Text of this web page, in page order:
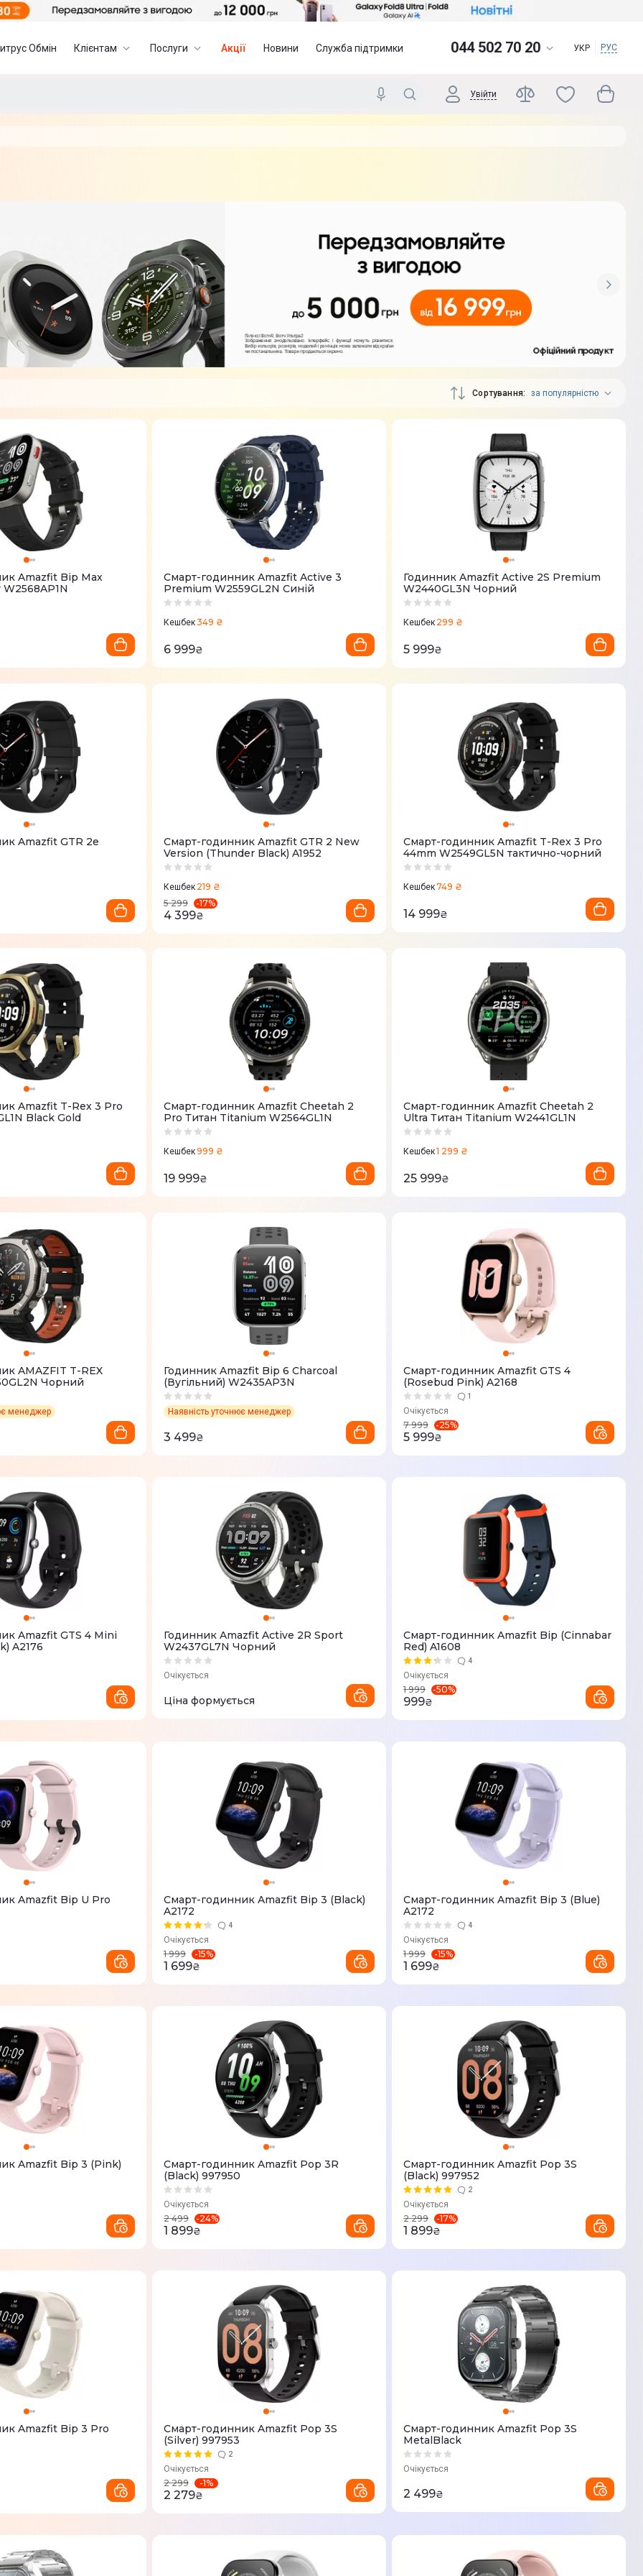
Обмін Клієнтам Послуги Акції Новини Служба підтримки 044 502 70 20 УКР РУС
Увійти
Сортування за популярністю
Amazfit Bip Max
Смарт-годинник Amazfit Active 3
Premium W2559GL2N Синій
Кешбек349 ₴
6 999₴
Годинник Amazfit Active 2S Premium
W2440GL3N Чорний
Кешбек 299 ₴
5 999₴
Amazfit GTR 2e
Смарт-годинник Amazfit GTR 2 New
Version (Thunder Black) A1952
Кешбек 219 ₴
5 299
-17%
4 399₴
Смарт-годинник Amazfit T-Rex 3 Pro
44mm W2549GL5N тактично-чорний
Кешбек749 ₴
14 999₴
Amazfit T-Rex 3 Pro
Black Gold
Смарт-годинник Amazfit Cheetah 2
Pro Титан Titanium W2564GL1N
Кешбек999 ₴
19 999₴
Смарт-годинник Amazfit Cheetah 2
Ultra Титан Titanium W2441GL1N
Кешбек1 299 ₴
25 999₴
AMAZFIT T-REX
Чорний
менеджер
Годинник Amazfit Bip 6 Charcoal
(Вугільний) W2435AP3N
Наявність уточнює менеджер
3 499₴
Смарт-годинник Amazfit GTS 4
(Rosebud Pink) A2168
1
Очікується
7 999 -25%
5 999₴
Amazfit GTS 4 Mini
A2176
Годинник Amazfit Active 2R Sport
W2437GL7N Чорний
Очікується
Ціна формується
Смарт-годинник Amazfit Bip (Cinnabar
Red) A1608
4
Очікується
1 999 -50%
999₴
Amazfit Bip U Pro
Смарт-годинник Amazfit Bip 3 (Black)
A2172
4
Очікується
1 999 -15%
1 699₴
Смарт-годинник Amazfit Bip 3 (Blue)
A2172
4
Очікується
1 999 -15%
1 699₴
Amazfit Bip 3 (Pink)
Смарт-годинник Amazfit Pop 3R
(Black) 997950
Очікується
2 499 -24%
1 899₴
Смарт-годинник Amazfit Pop 3S
(Black) 997952
2
Очікується
2 299 -17%
1 899₴
Amazfit Bip 3 Pro
Смарт-годинник Amazfit Pop 3S
(Silver) 997953
2
Очікується
2 299 -1%
2 279₴
Смарт-годинник Amazfit Pop 3S
MetalBlack
Очікується
2 499₴